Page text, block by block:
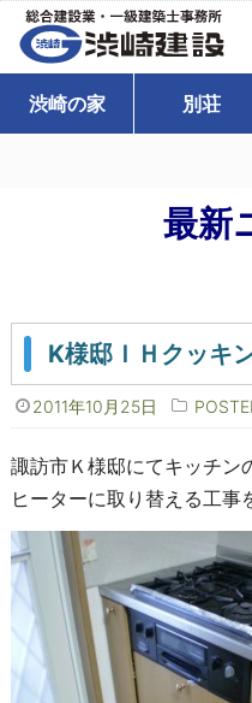
渋崎の家 別荘
最新
K様邸ＩＨクッキ
2011年10月25日
諏訪市Ｋ様邸にてキッチン
ヒーターに取り替える工事